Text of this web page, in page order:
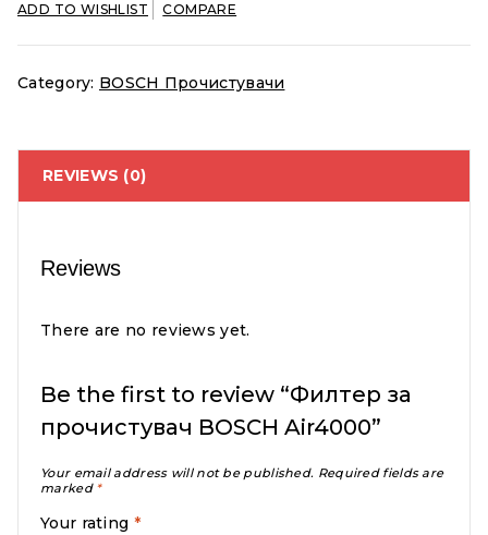
ADD TO WISHLIST COMPARE
Category: BOSCH Прочистувачи
REVIEWS (0)
Reviews
There are no reviews yet.
Be the first to review “Филтер за
прочистувач BOSCH Air4000”
Your email address will not be published. Required fields are
marked *
Your rating *